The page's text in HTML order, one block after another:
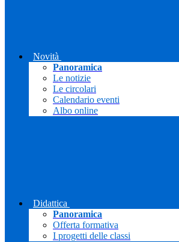
Novità
Panoramica
Le notizie
Le circolari
Calendario eventi
Albo online
Didattica
Panoramica
Offerta formativa
I progetti delle classi